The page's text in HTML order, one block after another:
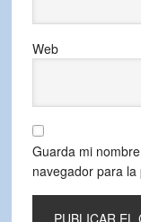
Web
Guarda mi
navegador para